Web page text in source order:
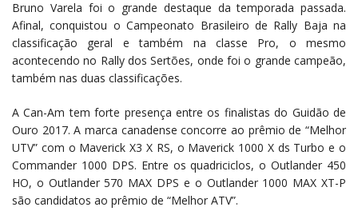
Bruno Varela foi o grande destaque da temporada passada.
Afinal, conquistou o Campeonato Brasileiro de Rally Baja na
classificação geral e também na classe Pro, o mesmo
acontecendo no Rally dos Sertões, onde foi o grande campeão,
também nas duas classificações.
A Can-Am tem forte presença entre os finalistas do Guidão de
Ouro 2017. A marca canadense concorre ao prêmio de “Melhor
UTV” com o Maverick X3 X RS, o Maverick 1000 X ds Turbo e o
Commander 1000 DPS. Entre os quadriciclos, o Outlander 450
HO, o Outlander 570 MAX DPS e o Outlander 1000 MAX XT-P
são candidatos ao prêmio de “Melhor ATV”.